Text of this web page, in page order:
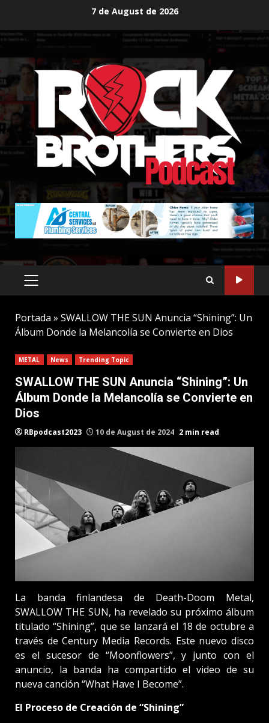
content
7 de August de 2026
PRIMARY
MENU
Portada » SWALLOW THE SUN Anuncia “Shining”: Un
Álbum Donde la Melancolía se Convierte en Dios
METAL News Trending Topic
SWALLOW THE SUN Anuncia “Shining”: Un
Álbum Donde la Melancolía se Convierte en
Dios
RBpodcast2023 10 de August de 2024 2 min read
La banda finlandesa de Death-Doom Metal,
SWALLOW THE SUN, ha revelado su próximo álbum
titulado “Shining”, que se lanzará el 18 de octubre a
través de Century Media Records. Este nuevo disco
es el sucesor de “Moonflowers”, y junto con el
anuncio, la banda ha compartido el video de su
nueva canción “What Have I Become”.
El Proceso de Creación de “Shining”